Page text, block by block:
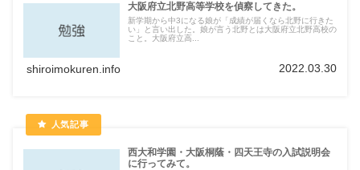
大阪府立北野高等学校を偵察してきた。
新学期から中3になる娘が「成績が届くなら北野に行きた
い」と言い出した。娘が言う北野とは大阪府立北野高校の
こと。大阪府立高...
shiroimokuren.info 2022.03.30
西大和学園・大阪桐蔭・四天王寺の入試説明会
に行ってみて。